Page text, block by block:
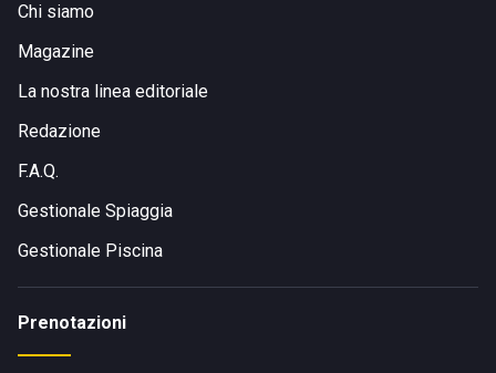
Chi siamo
Magazine
La nostra linea editoriale
Redazione
F.A.Q.
Gestionale Spiaggia
Gestionale Piscina
Prenotazioni